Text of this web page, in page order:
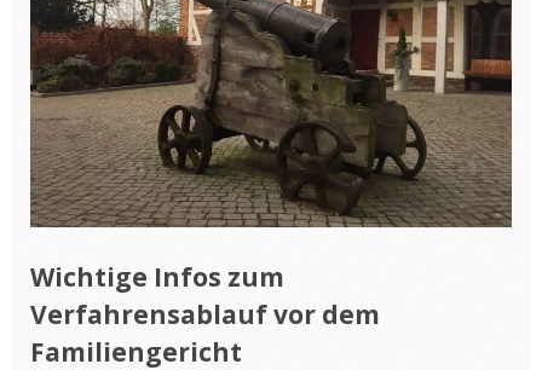
Wichtige Infos zum
Verfahrensablauf vor dem
Familiengericht